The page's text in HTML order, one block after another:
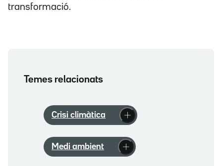
transformació.
Temes relacionats
Crisi climàtica
Medi ambient